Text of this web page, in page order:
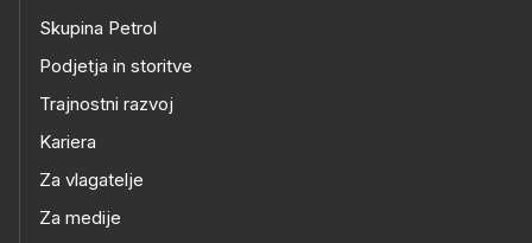
Skupina Petrol
Podjetja in storitve
Trajnostni razvoj
Kariera
Za vlagatelje
Za medije